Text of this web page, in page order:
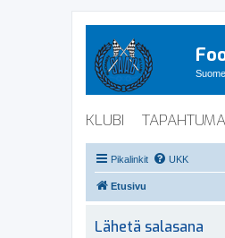
KLUBI
Pikalinkit UKK
Etusivu
Lähetä salasana